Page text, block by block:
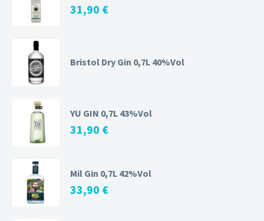
31,90 €
Bristol Dry Gin 0,7L 40%Vol
YU GIN 0,7L 43%Vol
31,90 €
Mil Gin 0,7L 42%Vol
33,90 €